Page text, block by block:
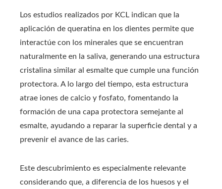
Los estudios realizados por KCL indican que la
aplicación de queratina en los dientes permite que
interactúe con los minerales que se encuentran
naturalmente en la saliva, generando una estructura
cristalina similar al esmalte que cumple una función
protectora. A lo largo del tiempo, esta estructura
atrae iones de calcio y fosfato, fomentando la
formación de una capa protectora semejante al
esmalte, ayudando a reparar la superficie dental y a
prevenir el avance de las caries.
Este descubrimiento es especialmente relevante
considerando que, a diferencia de los huesos y el